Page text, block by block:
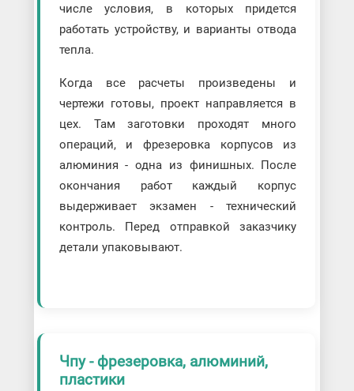
числе условия, в которых придется
работать устройству, и варианты отвода
тепла.
Когда все расчеты произведены и
чертежи готовы, проект направляется в
цех. Там заготовки проходят много
операций, и фрезеровка корпусов из
алюминия - одна из финишных. После
окончания работ каждый корпус
выдерживает экзамен - технический
контроль. Перед отправкой заказчику
детали упаковывают.
Чпу - фрезеровка, алюминий,
пластики